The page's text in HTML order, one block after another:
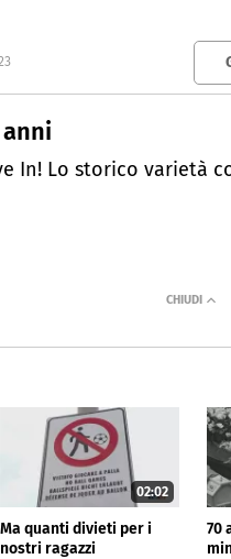
In! Lo storico varietà
02:02
Ma quanti divieti per i
nostri ragazzi
70